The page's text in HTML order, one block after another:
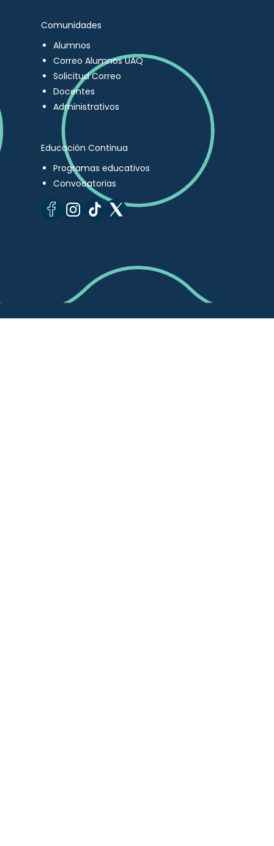
Comunidades
Alumnos
Correo Alumnos UAQ
Solicitud Correo
Docentes
Administrativos
Educación Continua
Programas educativos
Convocatorias